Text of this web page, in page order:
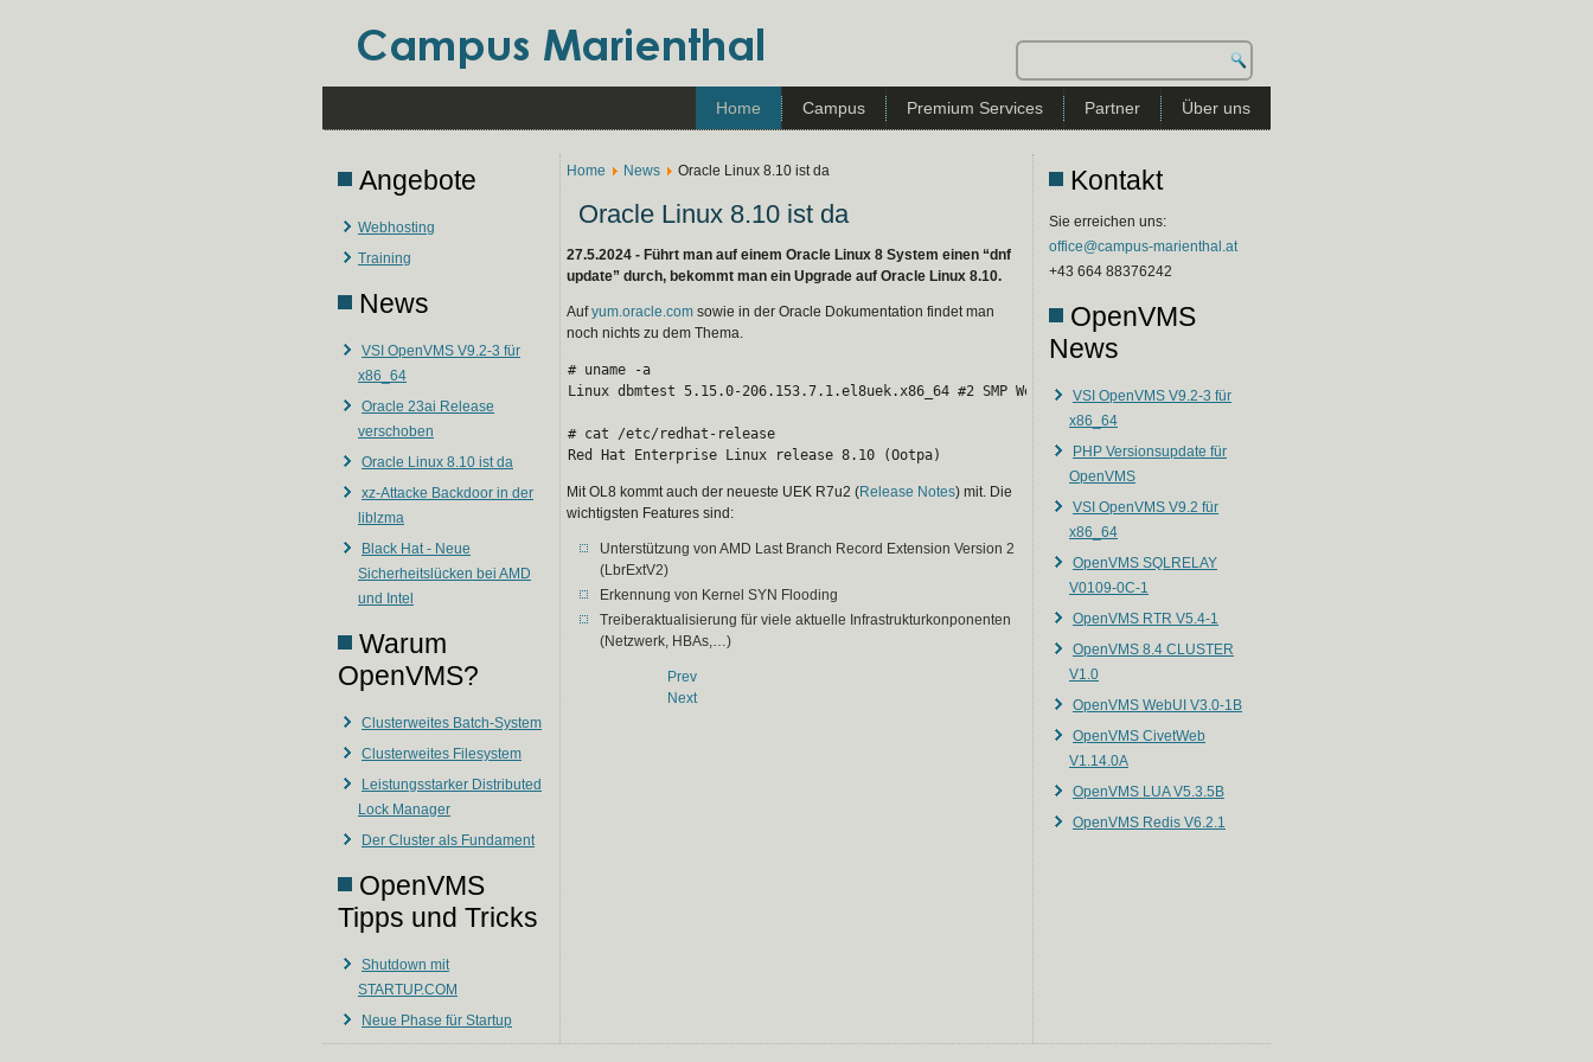
Home Campus Premium Services Partner Über uns
Angebote
Webhosting
Training
News
VSI OpenVMS V9.2-3 für
x86_64
Oracle 23ai Release
verschoben
Oracle Linux 8.10 ist da
xz-Attacke Backdoor in der
liblzma
Black Hat - Neue
Sicherheitslücken bei AMD
und Intel
Warum
OpenVMS?
Clusterweites Batch-System
Clusterweites Filesystem
Leistungsstarker Distributed
Lock Manager
Der Cluster als Fundament
OpenVMS
Tipps und Tricks
Shutdown mit
STARTUP.COM
Neue Phase für Startup
Home News Oracle Linux 8.10 ist da
Oracle Linux 8.10 ist da
27.5.2024 - Führt man auf einem Oracle Linux 8 System einen “dnf
update” durch, bekommt man ein Upgrade auf Oracle Linux 8.10.
Aufyum.oracle.com sowie in der Oracle Dokumentation findet man
noch nichts zu dem Thema.
# uname -a
Linux dbmtest 5.15.0-206.153.7.1.el8uek.x86_64 #2 SMP Wed May 22 20:49:34 PDT 2024 x86_64 x86_64 x86_64 GNU/Linux
# cat /etc/redhat-release
Red Hat Enterprise Linux release 8.10 (Ootpa)
Mit OL8 kommt auch der neueste UEK R7u2 (Release Notes) mit. Die
wichtigsten Features sind:
Unterstützung von AMD Last Branch Record Extension Version 2
(LbrExtV2)
Erkennung von Kernel SYN Flooding
Treiberaktualisierung für viele aktuelle Infrastrukturkonponenten
(Netzwerk, HBAs,…)
Prev
Next
Kontakt
Sie erreichen uns:
office@campus-marienthal.at
+43 664 88376242
OpenVMS
News
VSI OpenVMS V9.2-3 für
x86_64
PHP Versionsupdate für
OpenVMS
VSI OpenVMS V9.2 für
x86_64
OpenVMS SQLRELAY
V0109-0C-1
OpenVMS RTR V5.4-1
OpenVMS 8.4 CLUSTER
V1.0
OpenVMS WebUI V3.0-1B
OpenVMS CivetWeb
V1.14.0A
OpenVMS LUA V5.3.5B
OpenVMS Redis V6.2.1